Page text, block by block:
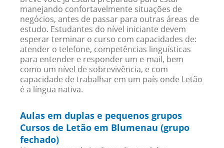
manejando confortavelmente situações de
negócios, antes de passar para outras áreas de
estudo. Estudantes do nível iniciante devem
esperar terminar o curso com capacidades de:
atender o telefone, competências linguísticas
para entender e responder um e-mail, bem
como um nível de sobrevivência, e com
capacidade de trabalhar em um país onde Letão
é a língua nativa.
Aulas em duplas e pequenos grupos
Cursos de Letão em Blumenau (grupo
fechado)